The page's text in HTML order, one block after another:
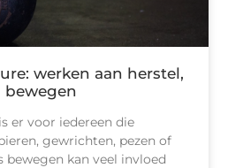
werken aan herstel,
bewegen
er voor iedereen die
gewrichten, pezen of
bewegen kan veel invloed